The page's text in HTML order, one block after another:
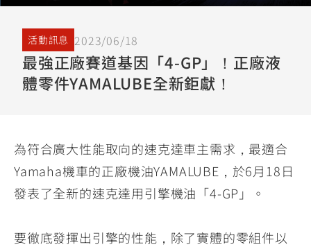
YZF-R3
YZF-R15
150
MT-
07
MT-
07
MT-
251~549
MT-
150
150
NMAX
AUGUR
150
X
125
150
125
125
活動訊息 2023/06/18
最強正廠賽道基因「4-GP」！正廠液
體零件YAMALUBE全新鉅獻！
為符合廣大性能取向的速克達車主需求，最適合
Yamaha機車的正廠機油YAMALUBE，於6月18日
發表了全新的速克達用引擎機油「4-GP」。
要徹底發揮出引擎的性能，除了實體的零組件以